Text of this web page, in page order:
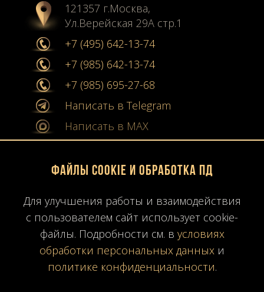
121357 г.Москва,
Ул.Верейская 29А стр.1
+7 (495) 642-13-74
+7 (985) 642-13-74
+7 (985) 695-27-68
Написать в Telegram
Написать в MAX
Мы в социальных сетях:
Instagram
Youtube
Карта сайта
Файлы Cookie и обработка ПД
Для улучшения работы и взаимодействия
с пользователем сайт использует cookie-
файлы. Подробности см. в условиях
обработки персональных данных и
политике конфиденциальности.